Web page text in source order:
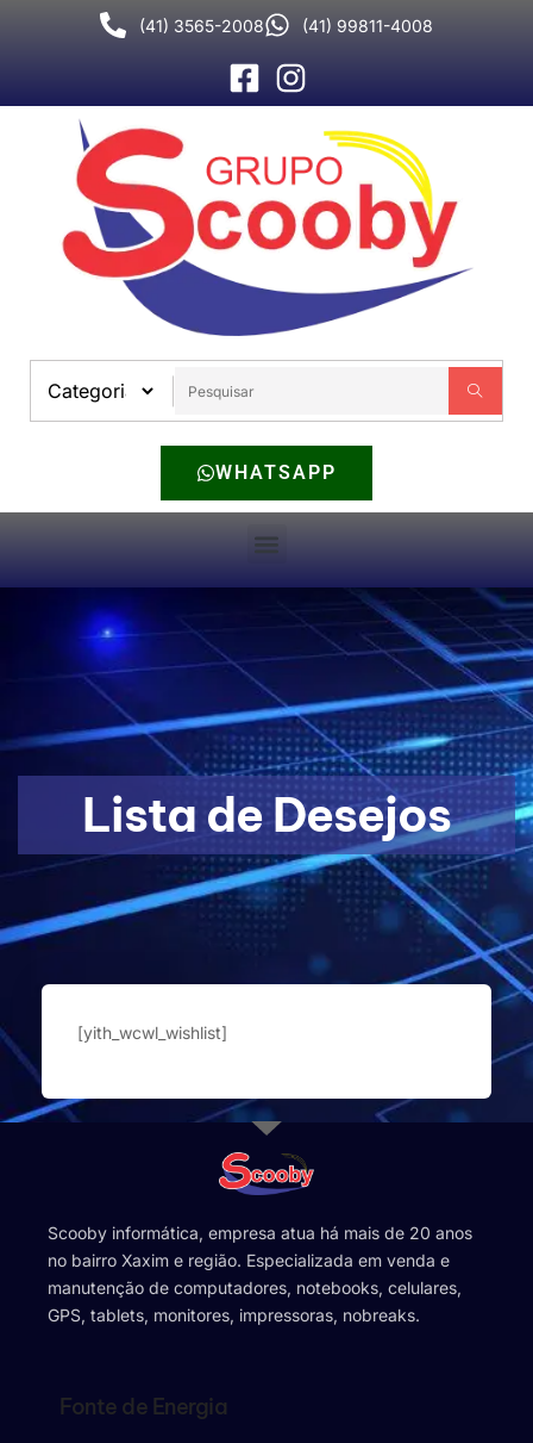
(41) 3565-2008 (41) 99811-4008
WHATSAPP
Lista de Desejos
[yith_wcwl_wishlist]
Scooby informática, empresa atua há mais de 20 anos
no bairro Xaxim e região. Especializada em venda e
manutenção de computadores, notebooks, celulares,
GPS, tablets, monitores, impressoras, nobreaks.
Fonte de Energia